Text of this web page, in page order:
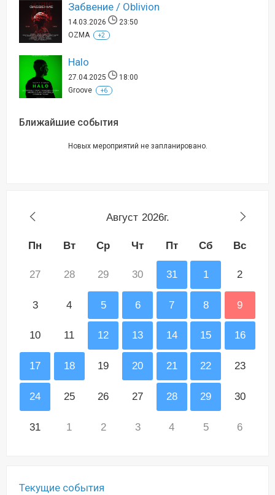
Забвение / Oblivion
14.03.2026
23:50
OZMA
+2
Halo
27.04.2025
18:00
Groove
+6
Ближайшие события
Новых мероприятий не запланировано.
Август 2026г.
Пн Вт Ср Чт Пт Сб Вс
27 28 29 30 31 1 2
3 4 5 6 7 8 9
10 11 12 13 14 15 16
17 18 19 20 21 22 23
24 25 26 27 28 29 30
31 1 2 3 4 5 6
Текущие события